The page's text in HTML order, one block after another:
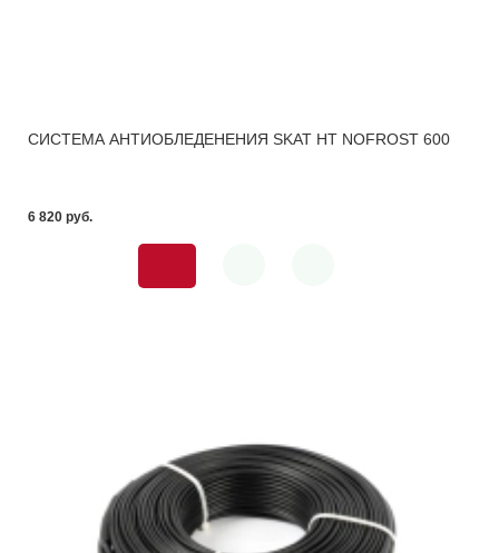
СИСТЕМА АНТИОБЛЕДЕНЕНИЯ SKAT HT NOFROST 600
6 820 pуб.